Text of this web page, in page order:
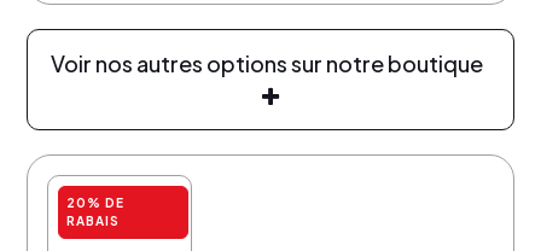
Voir nos autres options sur notre boutique
20% DE
RABAIS